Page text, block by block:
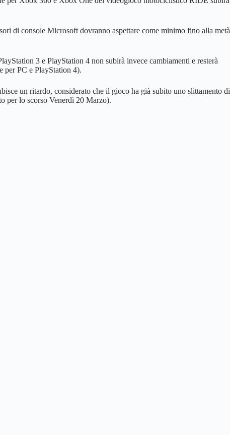
di console Microsoft dovranno aspettare come minimo fino alla metà
3 e PlayStation 4 non subirà invece cambiamenti e resterà
per PC e PlayStation 4).
un ritardo, considerato che il gioco ha già subito uno slittamento di
per lo scorso Venerdì 20 Marzo).